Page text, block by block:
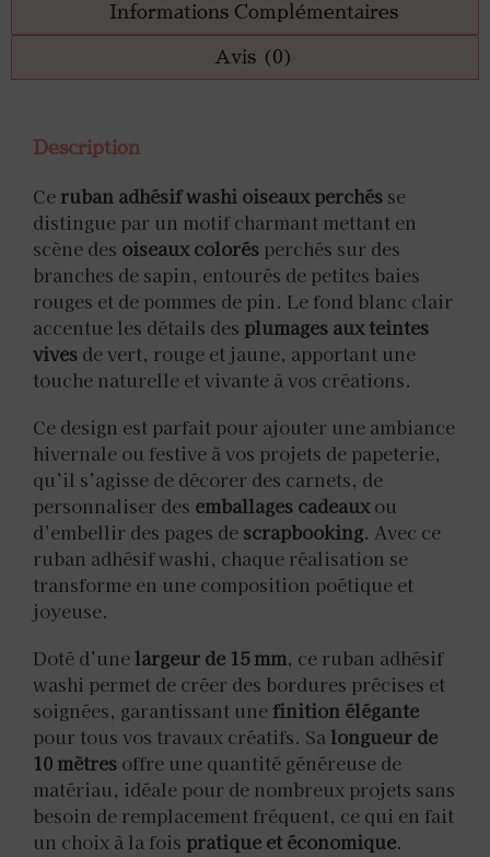
Informations Complémentaires
Avis (0)
Description
Ce ruban adhésif washi oiseaux perchés se
distingue par un motif charmant mettant en
scène des oiseaux colorés perchés sur des
branches de sapin, entourés de petites baies
rouges et de pommes de pin. Le fond blanc clair
accentue les détails des plumages aux teintes
vives de vert, rouge et jaune, apportant une
touche naturelle et vivante à vos créations.
Ce design est parfait pour ajouter une ambiance
hivernale ou festive à vos projets de papeterie,
qu’il s’agisse de décorer des carnets, de
personnaliser des emballages cadeauxou
d’embellir des pages de scrapbooking. Avec ce
ruban adhésif washi, chaque réalisation se
transforme en une composition poétique et
joyeuse.
Doté d’unelargeur de 15 mm, ce ruban adhésif
washi permet de créer des bordures précises et
soignées, garantissant unefinition élégante
pour tous vos travaux créatifs. Salongueur de
10 mètres offre une quantité généreuse de
matériau, idéale pour de nombreux projets sans
besoin de remplacement fréquent, ce qui en fait
un choix à la fois pratique et économique.